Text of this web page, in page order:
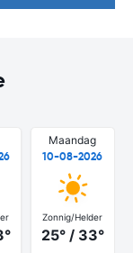
Maandag
10-08-2026
Zonnig/Helder
25° / 33°